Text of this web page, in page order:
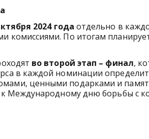
2024 года отдельно в
комиссиями. По итогам
во второй этап – финал,
в каждой номинации
ценными подарками и
Международному дню борьбы с